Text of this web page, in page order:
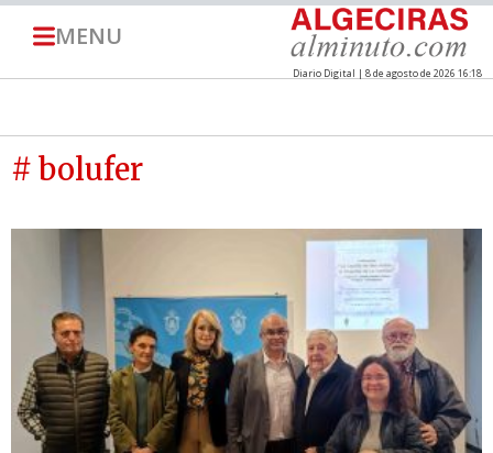
MENU
Diario Digital | 8 de agosto de 2026 16:18
# bolufer